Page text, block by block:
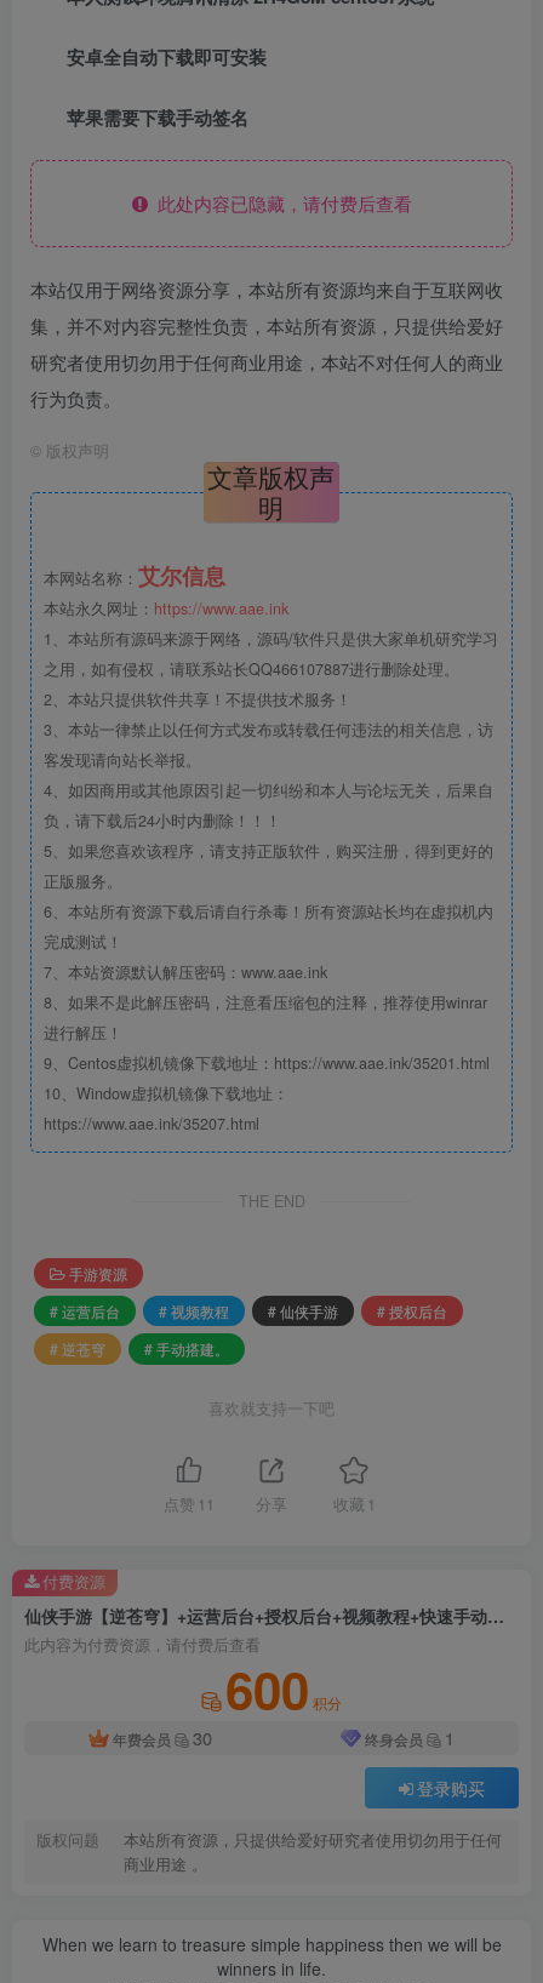
安卓全自动下载即可安装
苹果需要下载手动签名
此处内容已隐藏，请付费后查看
本站仅用于网络资源分享，本站所有资源均来自于互联网收
集，并不对内容完整性负责，本站所有资源，只提供给爱好
研究者使用切勿用于任何商业用途，本站不对任何人的商业
行为负责。
© 版权声明
文章版权声
明
本网站名称： 艾尔信息
本站永久网址： https://www.aae.ink
1、本站所有源码来源于网络，源码/软件只是供大家单机研究学习
之用，如有侵权，请联系站长QQ466107887进行删除处理。
2、本站只提供软件共享！不提供技术服务！
3、本站一律禁止以任何方式发布或转载任何违法的相关信息，访
客发现请向站长举报。
4、如因商用或其他原因引起一切纠纷和本人与论坛无关，后果自
负，请下载后24小时内删除！！！
5、如果您喜欢该程序，请支持正版软件，购买注册，得到更好的
正版服务。
6、本站所有资源下载后请自行杀毒！所有资源站长均在虚拟机内
完成测试！
7、本站资源默认解压密码：www.aae.ink
8、如果不是此解压密码，注意看压缩包的注释，推荐使用winrar
进行解压！
9、Centos虚拟机镜像下载地址：https://www.aae.ink/35201.html
10、Window虚拟机镜像下载地址：
https://www.aae.ink/35207.html
THE END
手游资源
# 运营后台
# 视频教程 # 仙侠手游
# 授权后台
# 逆苍穹
# 手动搭建。
喜欢就支持一下吧
点赞 11 分享 收藏 1
仙侠手游【逆苍穹】+运营后台+授权后台+视频教程+快速手动搭建。
此内容为付费资源，请付费后查看
600 积分
年费会员
30 终身会员 1
登录购买
版权问题
本站所有资源，只提供给爱好研究者使用切勿用于任何
商业用途 。
付费资源
When we learn to treasure simple happiness then we will be
winners in life.